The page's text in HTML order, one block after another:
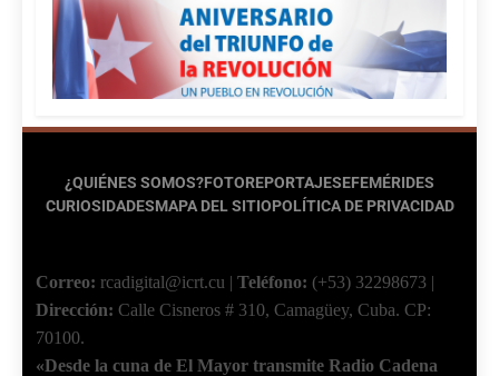
¿QUIÉNES SOMOS?FOTOREPORTAJESEFEMÉRIDES
CURIOSIDADESMAPA DEL SITIOPOLÍTICA DE PRIVACIDAD
Correo: rcadigital@icrt.cu | Teléfono: (+53) 32298673 |
Dirección: Calle Cisneros # 310, Camagüey, Cuba. CP:
70100.
«Desde la cuna de El Mayor transmite Radio Cadena